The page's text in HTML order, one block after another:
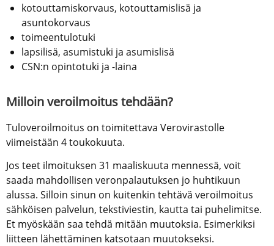
kotouttamiskorvaus, kotouttamislisä ja
asuntokorvaus
toimeentulotuki
lapsilisä, asumistuki ja asumislisä
CSN:n opintotuki ja -laina
Milloin veroilmoitus tehdään?
Tuloveroilmoitus on toimitettava Verovirastolle
viimeistään 4 toukokuuta.
Jos teet ilmoituksen 31 maaliskuuta mennessä, voit
saada mahdollisen veronpalautuksen jo huhtikuun
alussa. Silloin sinun on kuitenkin tehtävä veroilmoitus
sähköisen palvelun, tekstiviestin, kautta tai puhelimitse.
Et myöskään saa tehdä mitään muutoksia. Esimerkiksi
liitteen lähettäminen katsotaan muutokseksi.